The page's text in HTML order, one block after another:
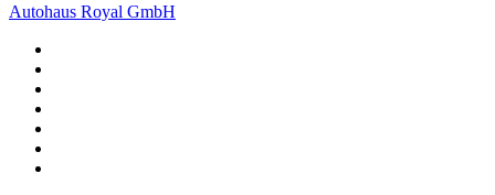
Autohaus Royal GmbH